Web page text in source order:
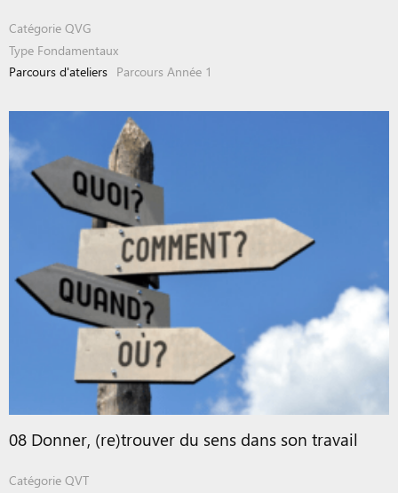
Catégorie QVG
Type Fondamentaux
Parcours d'ateliers Parcours Année 1
08 Donner, (re)trouver du sens dans son travail
Catégorie QVT